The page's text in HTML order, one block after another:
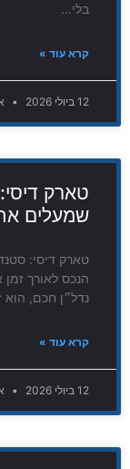
בלי…
קרא עוד »
12 ביולי 2026
טארק
שמעלים
טארק דיסי:
הנכס לאורך
נדל״ן חכם, הוא
קרא עוד »
12 ביולי 2026